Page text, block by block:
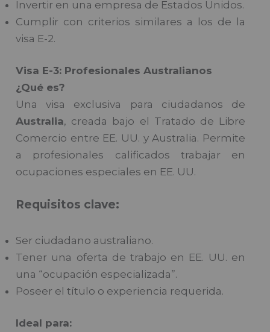
Invertir en una empresa de Estados Unidos.
Cumplir con criterios similares a los de la
visa E-2.
Visa E-3: Profesionales Australianos
¿Qué es?
Una visa exclusiva para ciudadanos de
Australia, creada bajo el Tratado de Libre
Comercio entre EE. UU. y Australia. Permite
a profesionales calificados trabajar en
ocupaciones especiales en EE. UU.
Requisitos clave:
Ser ciudadano australiano.
Tener una oferta de trabajo en EE. UU. en
una “ocupación especializada”.
Poseer el título o experiencia requerida.
Ideal para: